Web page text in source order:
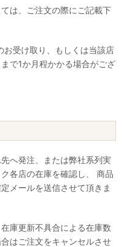
は、ご注文の際にご記載下
受け取り、もしくは当該店
で1か月程かかる場合がござ
へ発注、または弊社系列実
各店の在庫を確認し、 商品
メールを送信させて頂きま
庫更新不具合による在庫数
はご注文をキャンセルさせ